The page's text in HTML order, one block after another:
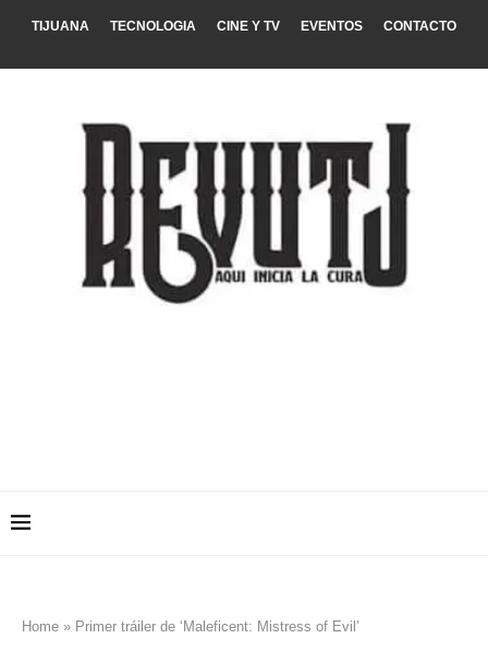
TIJUANA TECNOLOGIA CINE Y TV EVENTOS CONTACTO
Home » Primer tráiler de ‘Maleficent: Mistress of Evil’